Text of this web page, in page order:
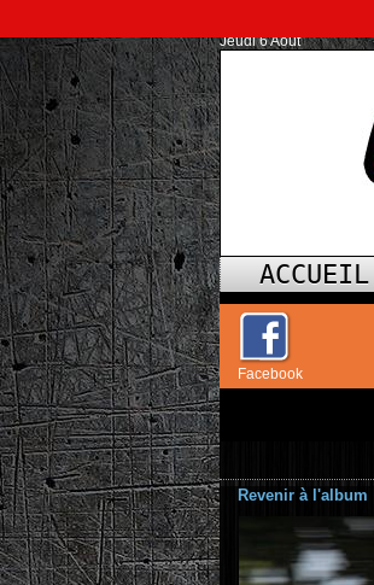
Jeudi 6 Août
ACCUEIL
Facebook
Revenir à l'album